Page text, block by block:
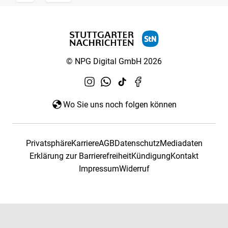
© NPG Digital GmbH 2026
Wo Sie uns noch folgen können
PrivatsphäreKarriereAGBDatenschutzMediadaten
Erklärung zur BarrierefreiheitKündigungKontakt
ImpressumWiderruf